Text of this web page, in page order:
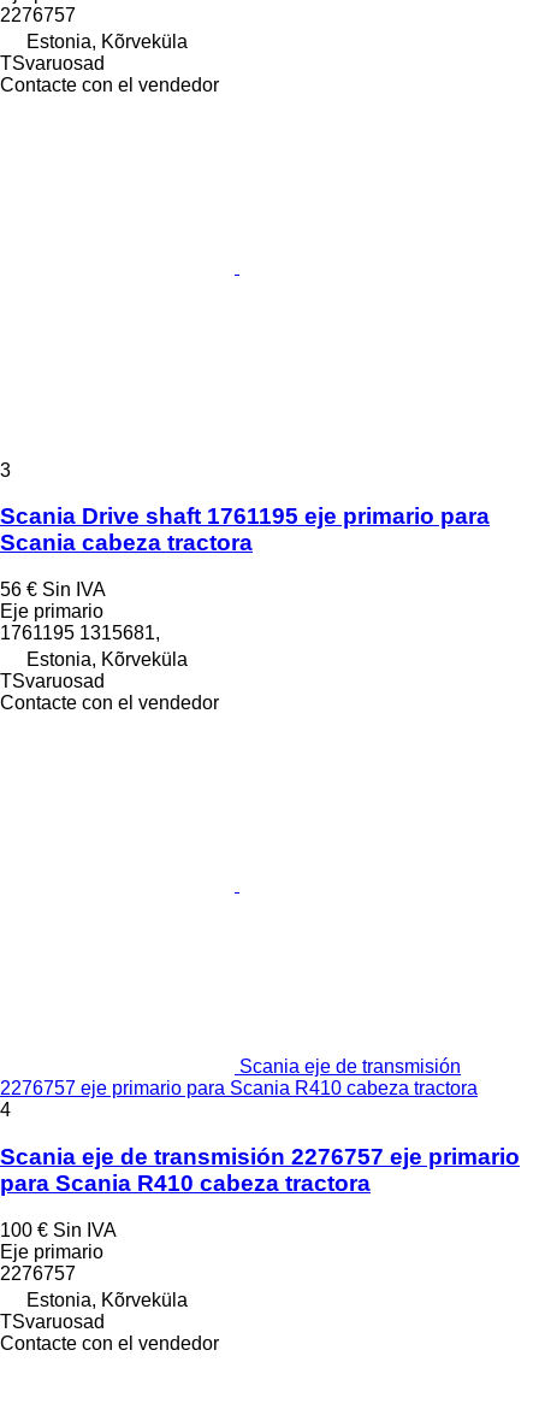
2276757
Estonia, Kõrveküla
TSvaruosad
Contacte con el vendedor
3
Scania Drive shaft 1761195 eje primario para
Scania cabeza tractora
56 € Sin IVA
Eje primario
1761195 1315681,
Estonia, Kõrveküla
TSvaruosad
Contacte con el vendedor
Scania eje de transmisión
2276757 eje primario para Scania R410 cabeza tractora
4
Scania eje de transmisión 2276757 eje primario
para Scania R410 cabeza tractora
100 € Sin IVA
Eje primario
2276757
Estonia, Kõrveküla
TSvaruosad
Contacte con el vendedor